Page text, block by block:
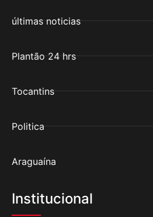
últimas noticias
Plantão 24 hrs
Tocantins
Politica
Araguaína
Institucional